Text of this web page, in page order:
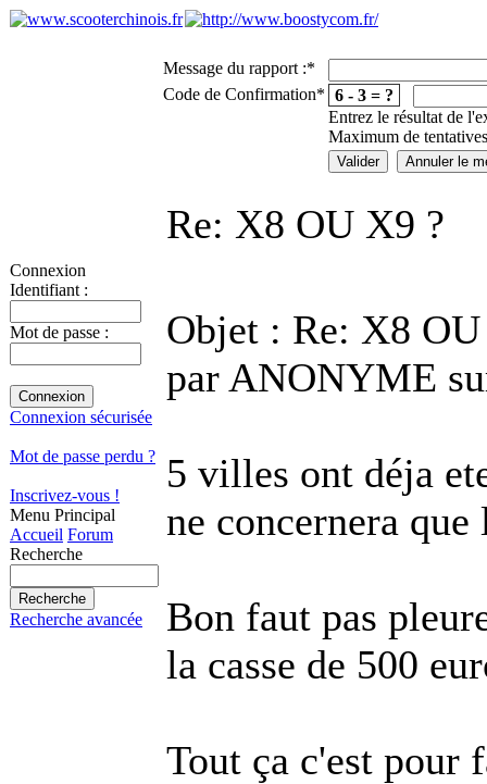
Connexion
Identifiant :
Mot de passe :
Connexion sécurisée
Mot de passe perdu ?
Inscrivez-vous !
Menu Principal
Accueil Forum
Recherche
Recherche avancée
Message du rapport :*
Code de Confirmation* 6 - 3 = ?
Entrez le résultat de
Maximum de
Re: X8 OU X9 ?
Objet : Re: X8
par ANONYME
5 villes ont déja
ne concernera
Bon faut pas
la casse de 500
Tout ça c'est pour